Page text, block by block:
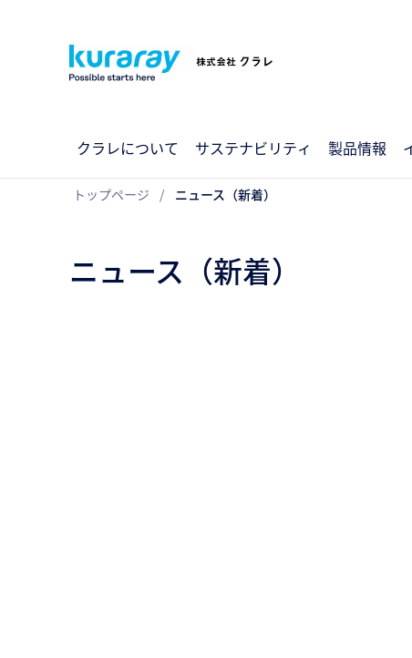
クラレについて サステナビリティ 製品情報
トップページ ニュース（新着）
ニュース（新着）